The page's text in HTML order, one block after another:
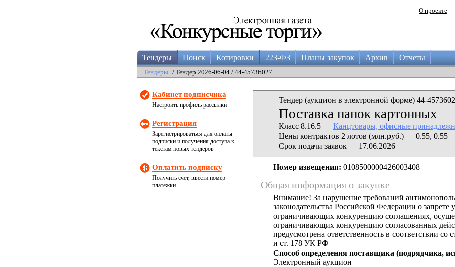
О проекте
Тендеры Поиск Котировки 223-ФЗ Планы закупок Архив Отчеты
Тендеры / Тендер 2026-06-04 / 44-45736027
Кабинет подписчика
Настроить профиль рассылки
Регистрация
Зарегистрироваться для оплаты
подписки и получения доступа к
текстам новых тендеров
Оплатить подписку
Получить счет, ввести номер
платежки
Тендер (аукцион в электронной форме) 44-
Поставка папок картонных
Класс 8.16.5 — Канцтовары, офисные
Цены контрактов 2 лотов (млн.руб.) — 0.55, 0.55
Срок подачи заявок — 17.06.2026
Номер извещения: 0108500000426003408
Общая информация о закупке
Внимание! За нарушение требований
законодательства Российской Федерации о запрете
ограничивающих конкуренцию соглашениях,
ограничивающих конкуренцию согласованных
предусмотрена ответственность в соответствии
и ст. 178 УК РФ
Способ определения поставщика (подрядчика,
Электронный аукцион